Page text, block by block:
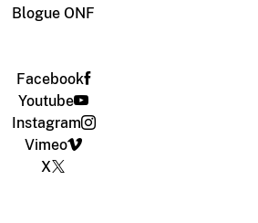
Blogue ONF
Facebook
Youtube
Instagram
Vimeo
X